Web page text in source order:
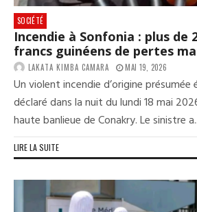
SOCIÉTÉ
Incendie à Sonfonia : plus de
francs guinéens de pertes
LAKATA KIMBA CAMARA MAI 19, 2026
Un violent incendie d’origine présumée
déclaré dans la nuit du lundi 18 mai
haute banlieue de Conakry. Le sinistre
LIRE LA SUITE